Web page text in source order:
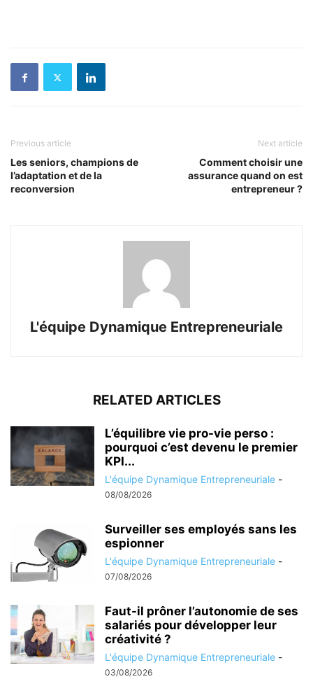
Previous article
Les seniors, champions de
l’adaptation et de la
reconversion
Next article
Comment choisir une
assurance quand on est
entrepreneur ?
L'équipe Dynamique Entrepreneuriale
RELATED ARTICLES
L’équilibre vie pro-vie perso :
pourquoi c’est devenu le premier
KPI...
L'équipe Dynamique Entrepreneuriale -
08/08/2026
Surveiller ses employés sans les
espionner
L'équipe Dynamique Entrepreneuriale -
07/08/2026
Faut-il prôner l’autonomie de ses
salariés pour développer leur
créativité ?
L'équipe Dynamique Entrepreneuriale -
03/08/2026